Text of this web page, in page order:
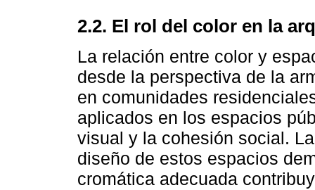
2.2. El rol del color en la
La relación entre color y
desde la perspectiva de la
en comunidades
aplicados en los espacios
visual y la cohesión social.
diseño de estos espacios
cromática adecuada